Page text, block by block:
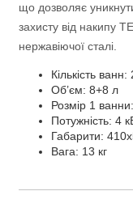
що дозволяє
захисту від накипу
нержавіючої сталі.
Кількість ванн:
Об’єм: 8+8 л
Розмір 1
Потужність: 4
Габарити:
Вага: 13 кг